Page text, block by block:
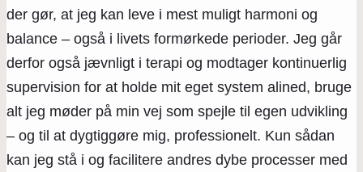
der gør, at jeg kan leve i mest muligt harmoni og
balance – også i livets formørkede perioder. Jeg går
derfor også jævnligt i terapi og modtager kontinuerlig
supervision for at holde mit eget system alined, bruge
alt jeg møder på min vej som spejle til egen udvikling
– og til at dygtiggøre mig, professionelt. Kun sådan
kan jeg stå i og facilitere andres dybe processer med